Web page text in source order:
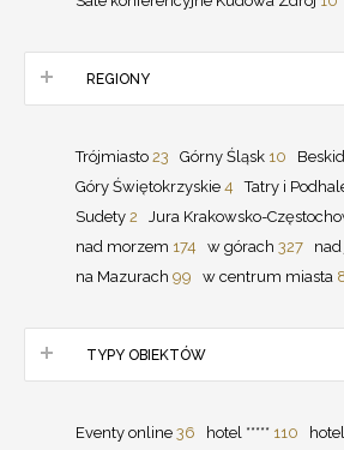
REGIONY
Trójmiasto 23 Górny Śląsk 10
Góry Świętokrzyskie 4 Tatry i
Sudety 2 Jura Krakowsko-
nad morzem 174 w górach 327
na Mazurach 99 w centrum miasta
TYPY OBIEKTÓW
Eventy online 36 hotel ***** 110